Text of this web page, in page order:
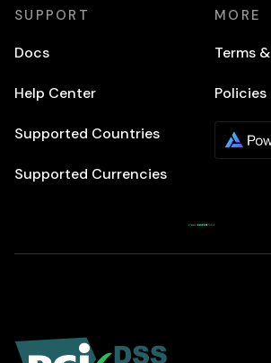
SUPPORT
Docs
Help Center
Supported Countries
Supported Currencies
MORE
Terms
Policies